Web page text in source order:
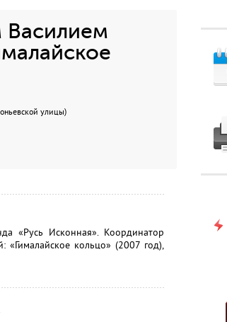
Василием
улицы)
«Русь Исконная». Координатор
«Гималайское кольцо» (2007 год),